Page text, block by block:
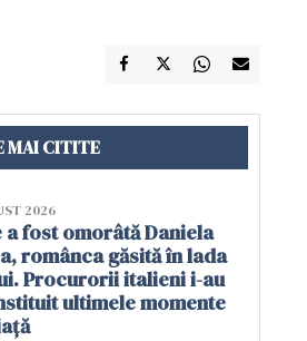
MAI CITITE
2026
a fost omorâtă Daniela
românca găsită în lada
Procurorii italieni i-au
ultimele momente